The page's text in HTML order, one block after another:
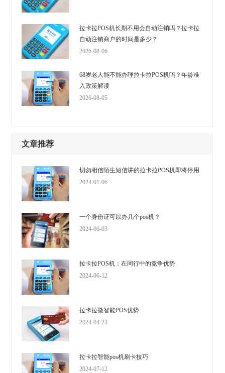
拉卡拉POS机长期不用会自动注销吗？拉卡拉
自动注销商户的时间是多少？
2026-08-06
68岁老人能不能办理拉卡拉POS机吗？年龄准
入政策解读
2026-08-05
文章推荐
切勿相信陌生短信讲的拉卡拉POS机即将停用
2024-01-06
一个身份证可以办几个pos机？
2024-06-03
拉卡拉POS机：在同行中的竞争优势
2024-06-12
拉卡拉微智能POS优势
2024-04-23
拉卡拉智能pos机刷卡技巧
2024-07-12